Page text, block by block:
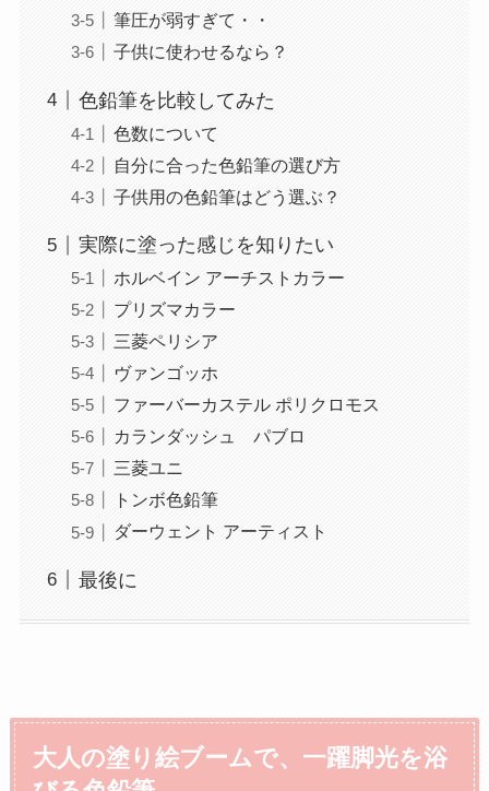
筆圧が弱すぎて・・
子供に使わせるなら？
色鉛筆を比較してみた
色数について
自分に合った色鉛筆の選び方
子供用の色鉛筆はどう選ぶ？
実際に塗った感じを知りたい
ホルベイン アーチストカラー
プリズマカラー
三菱ペリシア
ヴァンゴッホ
ファーバーカステル ポリクロモス
カランダッシュ パブロ
三菱ユニ
トンボ色鉛筆
ダーウェント アーティスト
最後に
大人の塗り絵ブームで、一躍脚光を浴